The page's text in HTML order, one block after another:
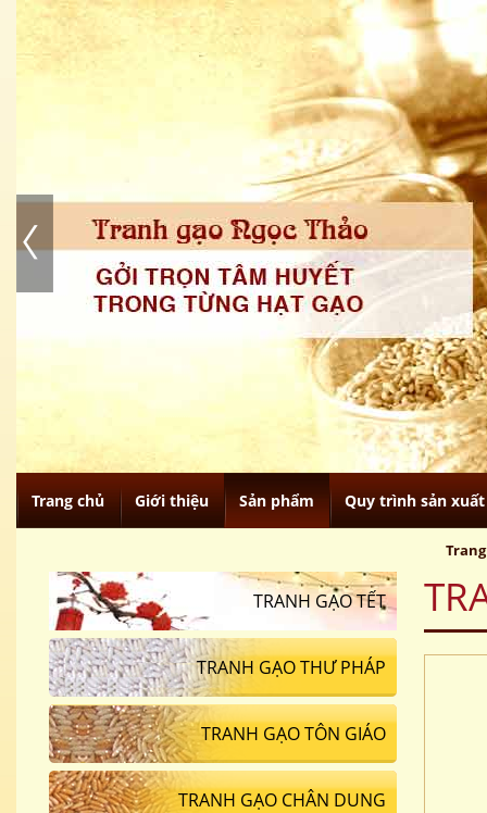
Trang chủ Giới thiệu Sản phẩm Quy trình sản xuất
TRANH GẠO TẾT
TRANH GẠO THƯ PHÁP
TRANH GẠO TÔN GIÁO
TRANH GẠO CHÂN DUNG